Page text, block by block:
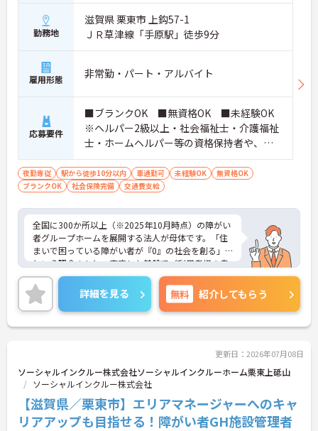
営や人材育成の視点を養うことで、将来のエリアマ
ネージャー候補としてのステップアップに直結しま
す。
ます。年間休日も114日確保されているため、無理
なく長期的なキャリアを築いていただけます。
・全施設がバリアフリー設計かつ最新設備を備えて
おり、清潔感にあふれた美しい環境です。ハード面
に加え、ソフト面でも「献立の事前決定・レシピ完
備」により現場の負担が大幅に軽減されています。
ご利用者様の安全性はもちろん、働くスタッフにと
っても身体的負担が少なく、高いモチベーションを
保って業務に集中できます。
勤務地
滋賀県 栗東市 上鈎57-1
ＪＲ草津線「手原駅」徒歩9分
雇用形態 非常勤・パート・アルバイト
応募要件
■ブランクOK ■無資格OK ■未経験OK
※ヘルパー2級以上・社会福祉士・介護福祉
士・ホームヘルパー等の資格保持者や、福
祉系業務経験者、障害者支援施設経験者、
生活支援員、障害者支援員、就労支援員、
生活相談員等の経験歓迎
夜勤専従 駅から徒歩10分以内 車通勤可 未経験OK
無資格OK
ブランクOK
社会保険完備 交通費支給
全国に300か所以上（※2025年10月時点）の障がい
者グループホームを展開する法人が母体です。「住
まいで困っている障がい者が『0』の社会を創る」
という理念のもと、安定した基盤でご利用者様の自
立を支援しています。週1日からの勤務が可能で、W
ワークや扶養内での勤務も歓迎しており、ご自身の
ペースで働けます。20代から60代まで幅広い世代が
活躍中で、未経験や無資格の方でも安心してスター
トできるよう、先輩スタッフが丁寧にサポートしま
境です。正社員登用制度や産休・育休制度も整って
いるため、ライフステージに合わせて長く働き続け
られます。介護に挑戦したい方や、空いた時間を有
効活用したい方におすすめです。ご興味のある方は
詳細等をお伝えしますので、お気軽にお問い合わせ
ください。
詳細を見る 無料 紹介してもらう
更新日：2026年07月08日
ソーシャルインクルー株式会社ソーシャルインクルーホーム栗東上砥山
ソーシャルインクルー株式会社
【滋賀県／栗東市】エリアマネージャーへのキャ
リアアップも目指せる！障がい者GH施設管理者